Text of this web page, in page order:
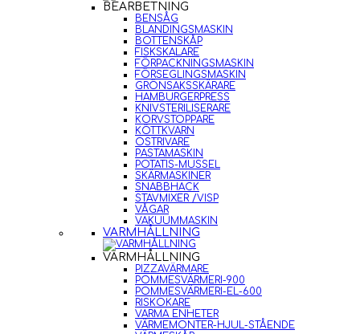
BEARBETNING
BENSÅG
BLANDINGSMASKIN
BOTTENSKÅP
FISKSKALARE
FÖRPACKNINGSMASKIN
FÖRSEGLINGSMASKIN
GRÖNSAKSSKÄRARE
HAMBURGERPRESS
KNIVSTERILISERARE
KORVSTOPPARE
KÖTTKVARN
OSTRIVARE
PASTAMASKIN
POTATIS-MUSSEL
SKÄRMASKINER
SNABBHACK
STAVMIXER /VISP
VÅGAR
VAKUUMMASKIN
VARMHÅLLNING
VARMHÅLLNING
PIZZAVÄRMARE
POMMESVÄRMERI-900
POMMESVÄRMERI-EL-600
RISKOKARE
VARMA ENHETER
VÄRMEMONTER-HJUL-STÅENDE